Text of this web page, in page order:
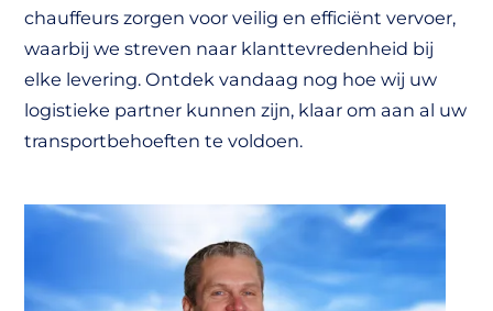
chauffeurs zorgen voor veilig en efficiënt vervoer,
waarbij we streven naar klanttevredenheid bij
elke levering. Ontdek vandaag nog hoe wij uw
logistieke partner kunnen zijn, klaar om aan al uw
transportbehoeften te voldoen.